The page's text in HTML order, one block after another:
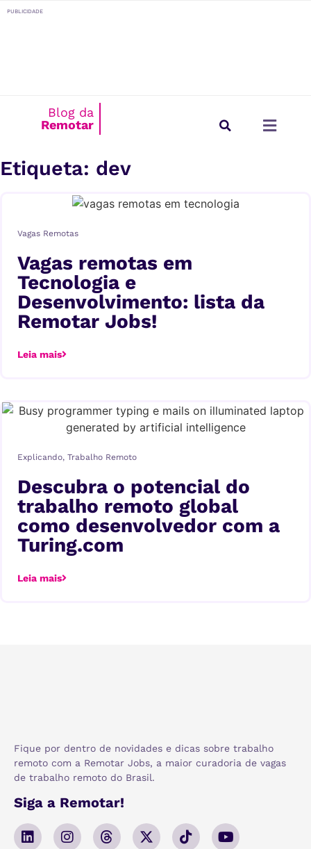
conteúdo
PUBLICIDADE
Blog da
Remotar
Etiqueta: dev
Vagas Remotas
Vagas remotas em
Tecnologia e
Desenvolvimento: lista da
Remotar Jobs!
Leia mais
Explicando,Trabalho Remoto
Descubra o potencial do
trabalho remoto global
como desenvolvedor com a
Turing.com
Leia mais
Fique por dentro de novidades e dicas sobre trabalho
remoto com a Remotar Jobs, a maior curadoria de vagas
de trabalho remoto do Brasil.
Siga a Remotar!